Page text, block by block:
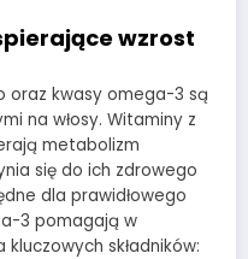
wzrost
oraz kwasy omega-3 są
na włosy. Witaminy z
metabolizm
się do ich zdrowego
dla prawidłowego
3 pomagają w
składników: